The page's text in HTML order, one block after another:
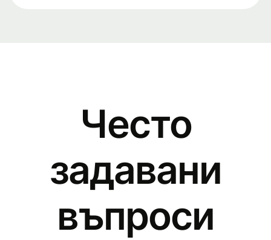
Често
задавани
въпроси